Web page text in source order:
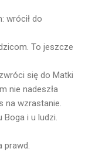
wrócił do
To jeszcze
się do Matki
nie nadeszła
na wzrastanie.
i u ludzi.